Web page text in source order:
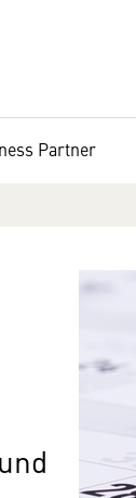
Partner